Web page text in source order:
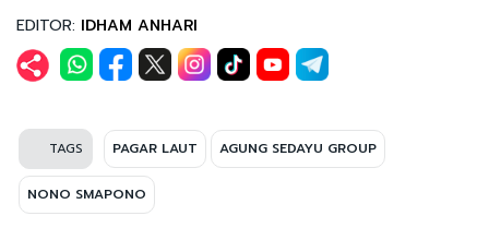
EDITOR: IDHAM ANHARI
TAGS PAGAR LAUT AGUNG SEDAYU GROUP
NONO SMAPONO